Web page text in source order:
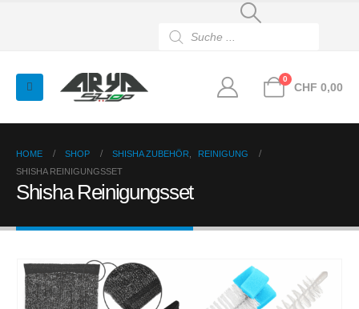
search
0
CHF 0,00
HOME SHOP SHISHA ZUBEHÖR
REINIGUNG
SHISHA REINIGUNGSSET
Shisha Reinigungsset